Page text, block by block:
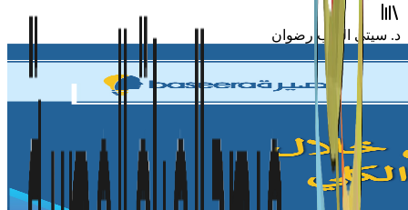
د. سيتي الديب رضوان